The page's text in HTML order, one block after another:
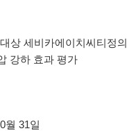
상 세비카에이치씨티정의
강하 효과 평가
월 31일